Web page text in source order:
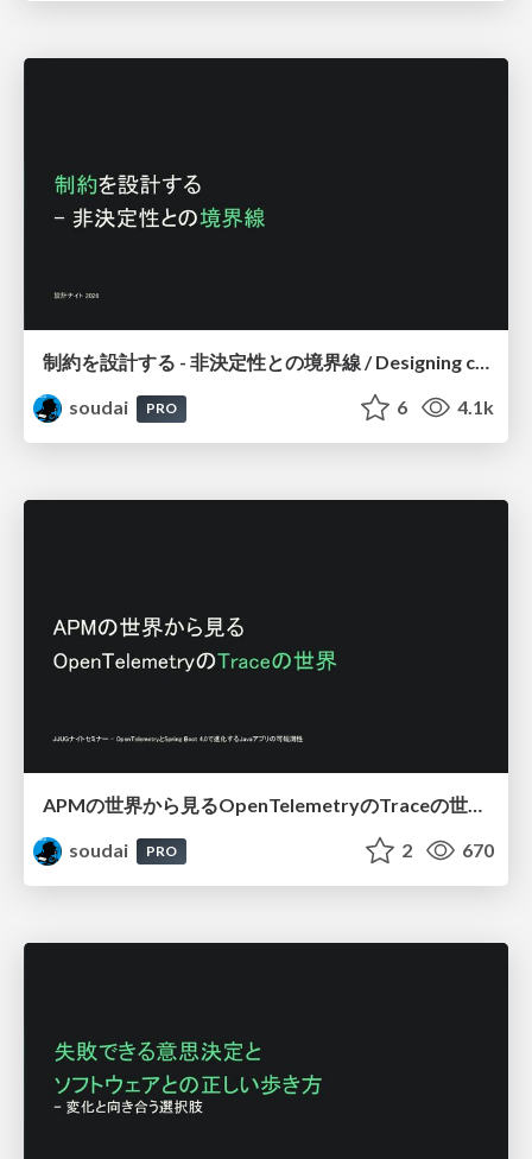
制約を設計する - 非決定性との境界線 / Designing constraints
soudai
PRO 6 4.1k
APMの世界から見るOpenTelemetryのTraceの世界 / OpenTelemetry in the Java
soudai
PRO 2 670